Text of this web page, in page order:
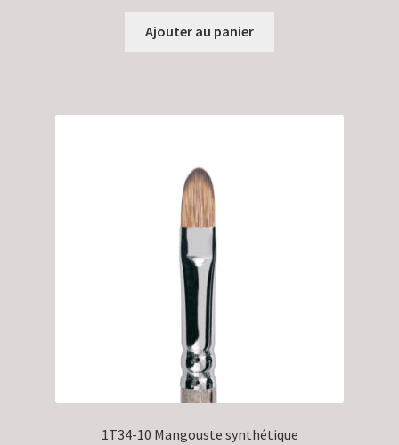
Ajouter au panier
1T34-10 Mangouste synthétique